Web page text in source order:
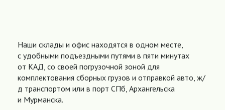
Наши склады и офис находятся в одном месте,
с удобными подъездными путями в пяти минутах
от КАД, со своей погрузочной зоной для
комплектования сборных грузов и отправкой авто, ж/
д транспортом или в порт СПб, Архангельска
и Мурманска.